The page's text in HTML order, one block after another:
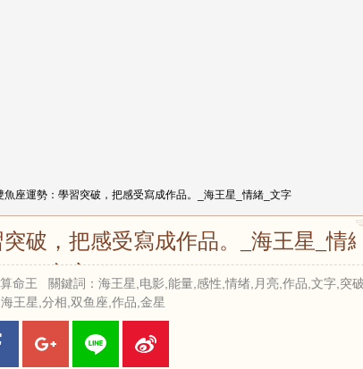
魚座運勢：學習突破，把感受寫成作品。_海王星_情緒_文字
破，把感受寫成作品。_海王星_情
文字
命王 關鍵詞：海王星,电影,能量,感性,情绪,月亮,作品,文字,突破,
王星,分相,双鱼座,作品,金星